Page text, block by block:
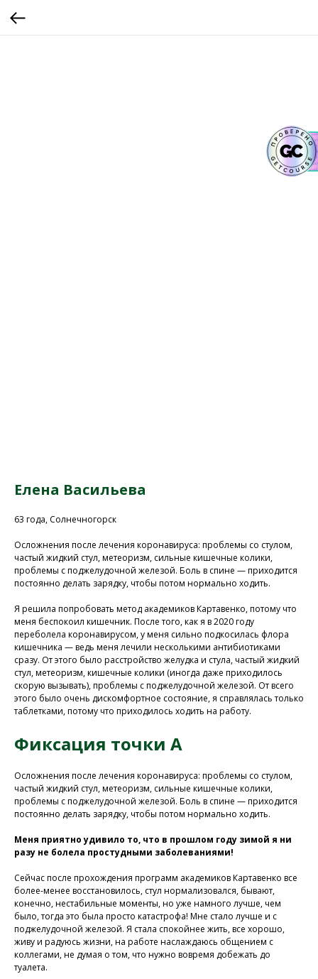
Елена Васильева
63 года, Солнечногорск
Осложнения после лечения коронавируса: проблемы со стулом,
частый жидкий стул, метеоризм, сильные кишечные колики,
проблемы с поджелудочной железой. Боль в спине — приходится
постоянно делать зарядку, чтобы потом нормально ходить.
Я решила попробовать метод академиков Картавенко, потому что
меня беспокоил кишечник. После того, как я в 2020 году
переболела коронавирусом, у меня сильно подкосилась флора
кишечника — ведь меня лечили несколькими антибиотиками
сразу. От этого было расстройство желудка и стула, частый жидкий
стул, метеоризм, кишечные колики (иногда даже приходилось
скорую вызывать), проблемы с поджелудочной железой. От всего
этого было очень дискомфортное состояние, я справлялась только
таблетками, потому что приходилось ходить на работу.
Фиксация точки А
Осложнения после лечения коронавируса: проблемы со стулом,
частый жидкий стул, метеоризм, сильные кишечные колики,
проблемы с поджелудочной железой. Боль в спине — приходится
постоянно делать зарядку, чтобы потом нормально ходить.
Меня приятно удивило то, что в прошлом году зимой я ни
разу не болела простудными заболеваниями!
Сейчас после прохождения программ академиков Картавенко все
более-менее восстановилось, стул нормализовался, бывают,
конечно, нестабильные моменты, но уже намного лучше, чем
было, тогда это была просто катастрофа! Мне стало лучше и с
поджелудочной железой. Я стала спокойнее жить, все хорошо,
живу и радуюсь жизни, на работе наслаждаюсь общением с
коллегами, не думая о том, что нужно вовремя добежать до
туалета.